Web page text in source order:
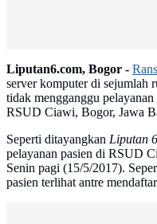
Liputan6.com, Bogor -
server komputer di sejumlah
tidak mengganggu
RSUD Ciawi, Bogor, Jawa
Seperti ditayangkan Liputan
pelayanan pasien di RSUD
Senin pagi (15/5/2017).
pasien terlihat antre